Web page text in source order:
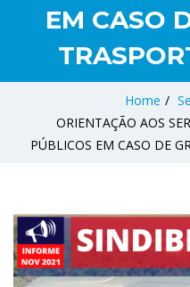
EM CASO
Home /
ORIENTAÇÃO AOS
PÚBLICOS EM CASO DE